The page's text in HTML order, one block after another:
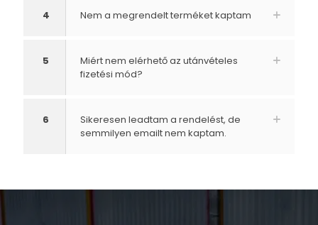
4 Nem a megrendelt terméket kaptam
5
Miért nem elérhető az utánvételes
fizetési mód?
6
Sikeresen leadtam a rendelést, de
semmilyen emailt nem kaptam.